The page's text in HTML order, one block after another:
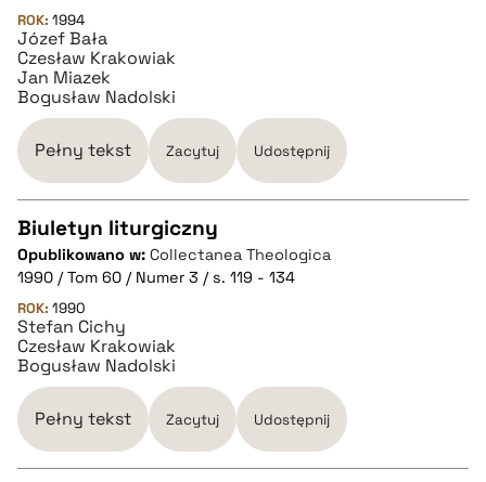
pobierz cytat
BIBTEX
pobierz cytat
ROK: 1994
Józef Bała
Czesław Krakowiak
Jan Miazek
Bogusław Nadolski
Pełny tekst Zacytuj Udostępnij
CZYSTY TEKST
pobierz cytat
Biuletyn liturgiczny
Opublikowano w: Collectanea Theologica
1990 / Tom 60 / Numer 3 / s. 119 - 134
ROK: 1990
Stefan Cichy
Czesław Krakowiak
Bogusław Nadolski
Pełny tekst Zacytuj Udostępnij